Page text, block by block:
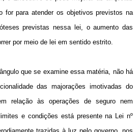
for para atender os objetivos previstos na
previstas nessa lei, o aumento das
por meio de lei em sentido estrito.
que se examine essa matéria, não há
das majorações imotivadas do
relação às operações de seguro nem
e condições está presente na Lei nº